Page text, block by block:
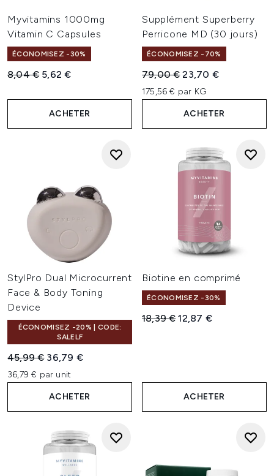
Myvitamins 1000mg
Vitamin C Capsules
ÉCONOMISEZ -30%
Prix de vente :
8,04 € Prix ​​actuel :
5,62 €
ACHETER
Supplément Superberry
Perricone MD (30 jours)
ÉCONOMISEZ -70%
Prix de vente :
79,00 €Prix ​​actuel :
23,70 €
175,56 € par KG
ACHETER
StylPro Dual Microcurrent
Face & Body Toning
Device
ÉCONOMISEZ -20% | CODE:
SALELF
Prix de vente :
45,99 € Prix ​​actuel :
36,79 €
36,79 € par unit
ACHETER
Biotine en comprimé
ÉCONOMISEZ -30%
Prix de vente :
18,39 €Prix ​​actuel :
12,87 €
ACHETER